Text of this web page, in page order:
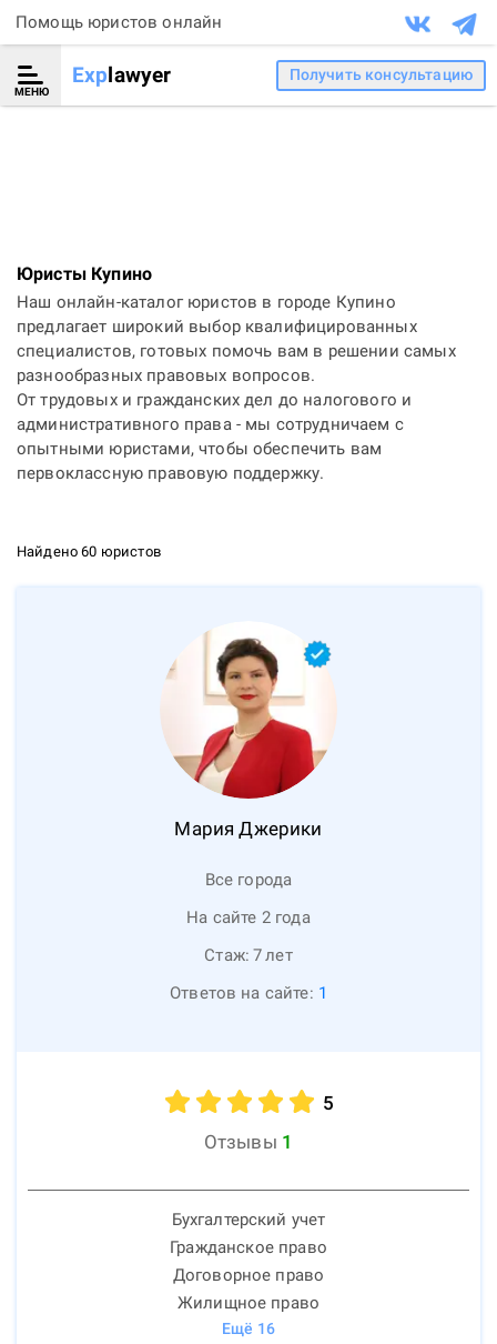
Помощь юристов онлайн
МЕНЮ
Explawyer Получить консультацию
Юристы Купино
Наш онлайн-каталог юристов в городе Купино
предлагает широкий выбор квалифицированных
специалистов, готовых помочь вам в решении самых
разнообразных правовых вопросов.
От трудовых и гражданских дел до налогового и
административного права - мы сотрудничаем с
опытными юристами, чтобы обеспечить вам
первоклассную правовую поддержку.
Найдено 60 юристов
Мария Джерики
Все города
На сайте 2 года
Стаж: 7лет
Ответов на сайте: 1
5
Отзывы 1
Бухгалтерский учет
Гражданское право
Договорное право
Жилищное право
Ещё 16